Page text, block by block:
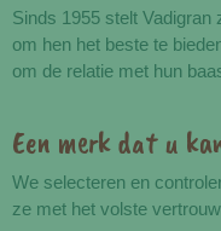
Sinds 1955 stelt Vadigran
om hen het beste te
om de relatie met hun
Een merk dat u
We selecteren en
ze met het volste